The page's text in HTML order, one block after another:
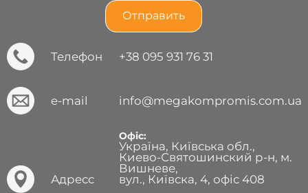
Телефон +38 095 931 76 31
e-mail info@megakompromis.com.ua
Адресс
Офіс:
Україна, Київська обл.,
Киево-Святошинский р-н, м.
Вишневе,
вул., Київска, 4, офіс 408